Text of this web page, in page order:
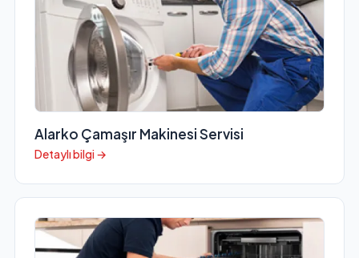
Alarko Çamaşır Makinesi Servisi
Detaylı bilgi →